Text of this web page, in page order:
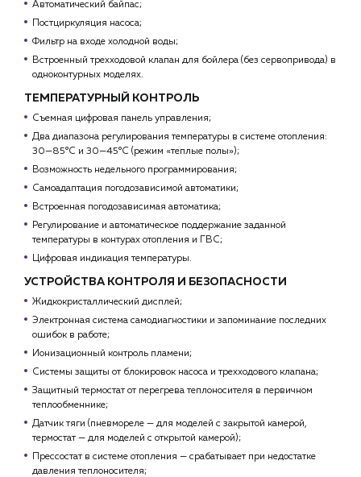
Автоматический байпас;
Постциркуляция насоса;
Фильтр на входе холодной воды;
Встроенный трехходовой клапан для бойлера (без сервопривода) в
одноконтурных моделях.
ТЕМПЕРАТУРНЫЙ КОНТРОЛЬ
Съемная цифровая панель управления;
Два диапазона регулирования температуры в системе отопления:
30—85°С и 30—45°С (режим «теплые полы»);
Возможность недельного программирования;
Самоадаптация погодозависимой автоматики;
Встроенная погодозависимая автоматика;
Регулирование и автоматическое поддержание заданной
температуры в контурах отопления и ГВС;
Цифровая индикация температуры.
УСТРОЙСТВА КОНТРОЛЯ И БЕЗОПАСНОСТИ
Жидкокристаллический дисплей;
Электронная система самодиагностики и запоминание последних
ошибок в работе;
Ионизационный контроль пламени;
Системы защиты от блокировок насоса и трехходового клапана;
Защитный термостат от перегрева теплоносителя в первичном
теплообменнике;
Датчик тяги (пневмореле — для моделей с закрытой камерой,
термостат — для моделей с открытой камерой);
Прессостат в системе отопления — срабатывает при недостатке
давления теплоносителя;